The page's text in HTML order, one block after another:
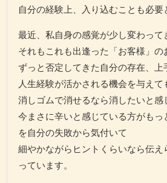
自分の経験上、入り込むことも必要
最近、私自身の感覚が少し変わって
それもこれも出逢った「お客様」
ずっと否定してきた自分の存在、
人生経験が活かされる機会を与えて
消しゴムで消せるなら消したいと
今まさに辛いと感じている方がもっ
を自分の失敗から気付いて
細やかながらヒントくらいなら伝え
っています。